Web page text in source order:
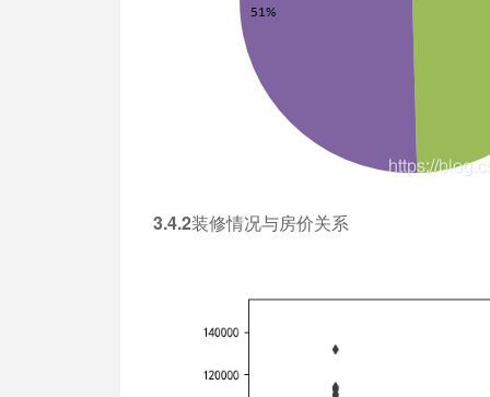
3.4.2装修情况与房价关系